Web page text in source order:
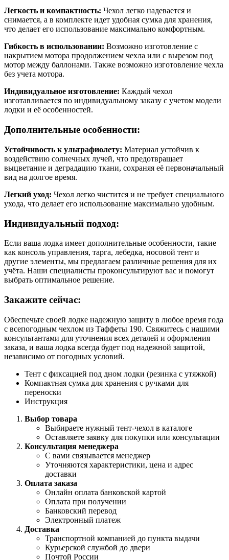
Легкость и компактность: Чехол легко надевается и
снимается, а в комплекте идет удобная сумка для хранения,
что делает его использование максимально комфортным.
Гибкость в использовании: Возможно изготовление с
накрытием мотора продолжением чехла или с вырезом под
мотор между баллонами. Также возможно изготовление чехла
без учета мотора.
Индивидуальное изготовление: Каждый чехол
изготавливается по индивидуальному заказу с учетом модели
лодки и её особенностей.
Дополнительные особенности:
Устойчивость к ультрафиолету: Материал устойчив к
воздействию солнечных лучей, что предотвращает
выцветание и деградацию ткани, сохраняя её первоначальный
вид на долгое время.
Легкий уход: Чехол легко чистится и не требует специального
ухода, что делает его использование максимально удобным.
Индивидуальный подход:
Если ваша лодка имеет дополнительные особенности, такие
как консоль управления, тарга, лебедка, носовой тент и
другие элементы, мы предлагаем различные решения для их
учёта. Наши специалисты проконсультируют вас и помогут
выбрать оптимальное решение.
Закажите сейчас:
Обеспечьте своей лодке надежную защиту в любое время года
с всепогодным чехлом из Таффеты 190. Свяжитесь с нашими
консультантами для уточнения всех деталей и оформления
заказа, и ваша лодка всегда будет под надежной защитой,
независимо от погодных условий.
Тент с фиксацией под дном лодки (резинка с утяжкой)
Компактная сумка для хранения с ручками для
переноски
Инструкция
Выбор товара
Выбираете нужный тент-чехол в каталоге
Оставляете заявку для покупки или консультации
Консультация менеджера
С вами связывается менеджер
Уточняются характеристики, цена и адрес
доставки
Оплата заказа
Онлайн оплата банковской картой
Оплата при получении
Банковский перевод
Электронный платеж
Доставка
Транспортной компанией до пункта выдачи
Курьерской службой до двери
Почтой России